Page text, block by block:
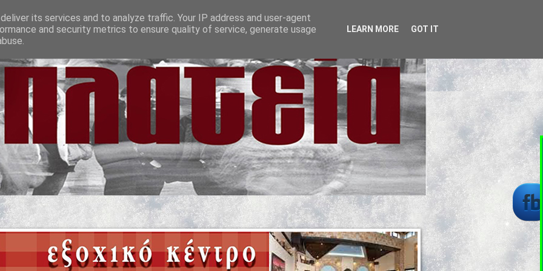
its services and to analyze traffic. Your IP address and user-agent
and security metrics to ensure quality of service, generate usage
LEARN MORE GOT IT